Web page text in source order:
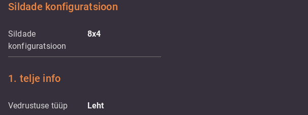
Sildade konfiguratsioon
Sildade
konfiguratsioon
8x4
1. telje info
Vedrustuse tüüp Leht